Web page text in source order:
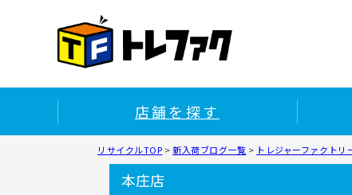
店舗を探す
リサイクルTOP >新入荷ブログ一覧 > トレジャーファクトリ
本庄店